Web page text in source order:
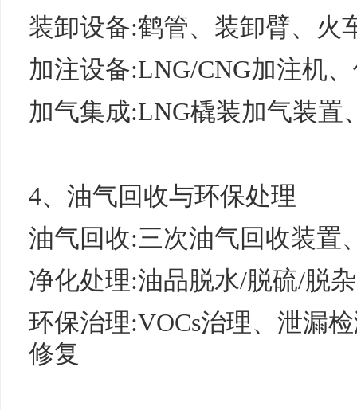
装卸设备:鹤管、装卸臂、火
加注设备:LNG/CNG加注机
加气集成:LNG橇装加气装置
4、油气回收与环保处理
油气回收:三次油气回收装置
净化处理:油品脱水/脱硫/脱
环保治理:VOCs治理、泄漏
修复